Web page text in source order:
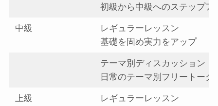
初級から中級へのステップア
中級
レギュラーレッスン
基礎を固め実力をアップ
テーマ別ディスカッション
日常のテーマ別フリートーク
上級
レギュラーレッスン